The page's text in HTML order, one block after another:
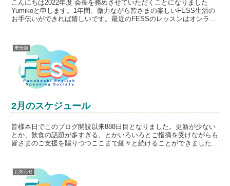
こんにちは2022年度 会長を務めさせていただくことになりました
Yumikoと申します。1年間、微力ながら皆さまの楽しいFESS生活の
お手伝いができれば嬉しいです。最近のFESSのレッスンはオンライ
未分類
2月のスケジュール
皆様本日でこのブログ開設以来888日目となりました。更新が少ない
とか、飲食の話題が多すぎる、とかいろいろとご指摘を受けながらも
皆さまのご支援を賜りつつここまで細々と続けることができました。
お知らせ